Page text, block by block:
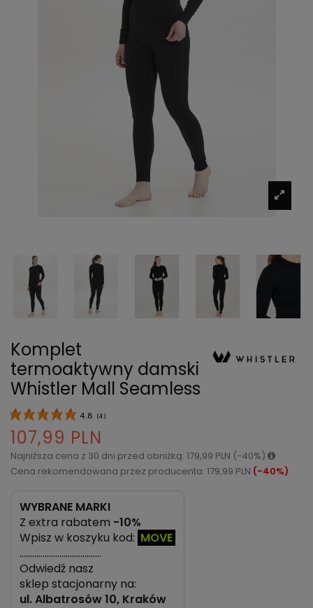
Komplet
termoaktywny damski
Whistler Mall Seamless
4.8 (4)
107,99 PLN
Najniższa cena z 30 dni przed obniżką: 179,99 PLN (-40%)
Cena rekomendowana przez producenta: 179,99 PLN (-40%)
WYBRANE MARKI
Z extra rabatem -10%
Wpisz w koszyku kod: MOVE
…………………………………
Odwiedź nasz
sklep stacjonarny na:
ul.Albatrosów 10, Kraków